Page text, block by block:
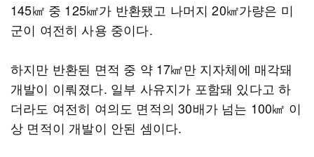
145㎢ 중 125㎢가 반환됐고 나머지 20㎢가량은 미
군이 여전히 사용 중이다.
하지만 반환된 면적 중 약 17㎢만 지자체에 매각돼
개발이 이뤄졌다. 일부 사유지가 포함돼 있다고 하
더라도 여전히 여의도 면적의 30배가 넘는 100㎢ 이
상 면적이 개발이 안된 셈이다.